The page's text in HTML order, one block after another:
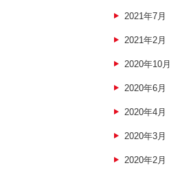
2021年7月
2021年2月
2020年10月
2020年6月
2020年4月
2020年3月
2020年2月